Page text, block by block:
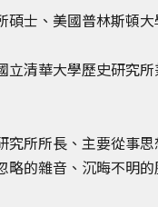
碩士、美國普林斯頓
清華大學歷史研究
所所長、主要從事
的雜音、沉晦不明